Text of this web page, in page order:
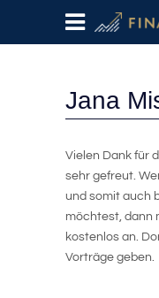
Jana
Vielen Dank für
sehr gefreut.
und somit auch
möchtest, dann
kostenlos an.
Vorträge geben.